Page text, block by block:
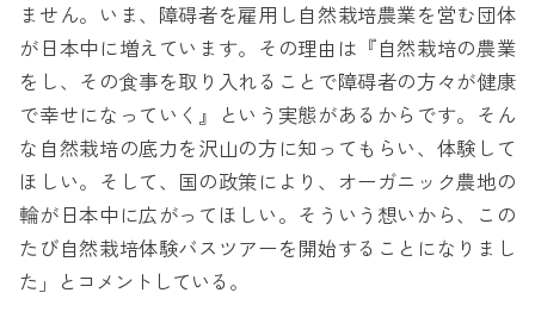
ません。いま、障碍者を雇用し自然栽培農業を営む団体
が日本中に増えています。その理由は『自然栽培の農業
をし、その食事を取り入れることで障碍者の方々が健康
で幸せになっていく』という実態があるからです。そん
な自然栽培の底力を沢山の方に知ってもらい、体験して
ほしい。そして、国の政策により、オーガニック農地の
輪が日本中に広がってほしい。そういう想いから、この
たび自然栽培体験バスツアーを開始することになりまし
た」とコメントしている。